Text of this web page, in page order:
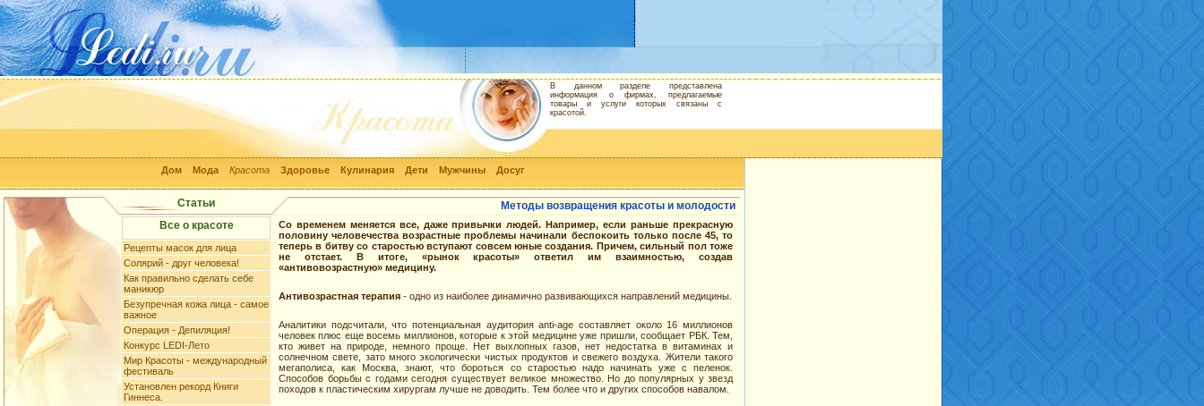
Дом Мода Красота Здоровье Кулинария Дети Мужчины Досуг
В данном разделе представлена
информация о фирмах, предлагаемые
товары и услуги которых связаны с
красотой.
Статьи
Методы возвращения красоты и молодости
Все о красоте
Рецепты масок для лица
Солярий - друг человека!
Как правильно сделать себе
маникюр
Безупречная кожа лица - самое
важное
Операция - Депиляция!
Конкурс LEDI-Лето
Мир Красоты - международный
фестиваль
Установлен рекорд Книги
Гиннеса.
Со временем меняется все, даже привычки людей. Например, если раньше прекрасную
половину человечества возрастные проблемы начинали беспокоить только после 45, то
теперь в битву со старостью вступают совсем юные создания. Причем, сильный пол тоже
не отстает. В итоге, «рынок красоты» ответил им взаимностью, создав
«антивовозрастную» медицину.
Антивозрастная терапия - одно из наиболее динамично развивающихся направлений медицины.
Аналитики подсчитали, что потенциальная аудитория anti-age составляет около 16 миллионов
человек плюс еще восемь миллионов, которые к этой медицине уже пришли, сообщает РБК. Тем,
кто живет на природе, немного проще. Нет выхлопных газов, нет недостатка в витаминах и
солнечном свете, зато много экологически чистых продуктов и свежего воздуха. Жители такого
мегаполиса, как Москва, знают, что бороться со старостью надо начинать уже с пеленок.
Способов борьбы с годами сегодня существует великое множество. Но до популярных у звезд
походов к пластическим хирургам лучше не доводить. Тем более что и других способов навалом.